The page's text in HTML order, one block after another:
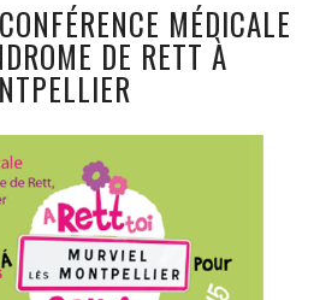
MÉDICALE
DE RETT À